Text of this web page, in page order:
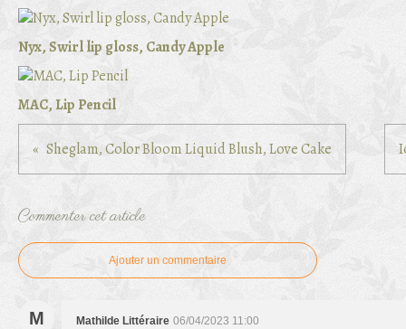
Nyx, Swirl lip gloss, Candy Apple
MAC, Lip Pencil
Sheglam, Color Bloom Liquid Blush, Love Cake
Commenter cet article
Ajouter un commentaire
M Mathilde Littéraire 06/04/2023 11:00